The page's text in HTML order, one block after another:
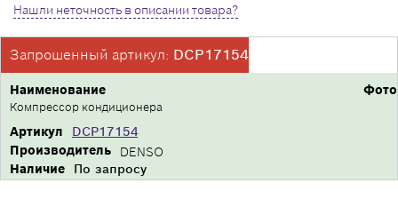
Нашли неточность в описании товара?
Запрошенный артикул: DCP17154
Фото
Производитель DENSO
Артикул DCP17154
Наименование
Компрессор кондиционера
Наличие По запросу